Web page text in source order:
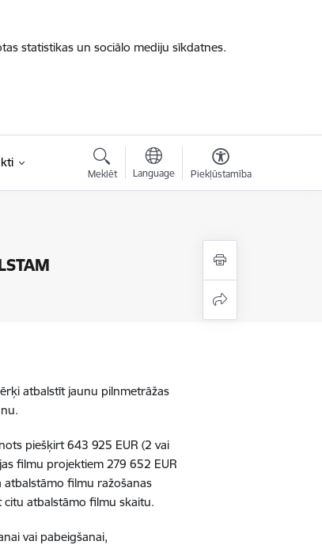
statistikas un sociālo mediju sīkdatnes.
Meklēt Language Piekļūstamība
atbalstīt jaunu pilnmetrāžas
piešķirt 643 925 EUR (2 vai
filmu projektiem 279 652 EUR
atbalstāmo filmu ražošanas
atbalstāmo filmu skaitu.
vai pabeigšanai,